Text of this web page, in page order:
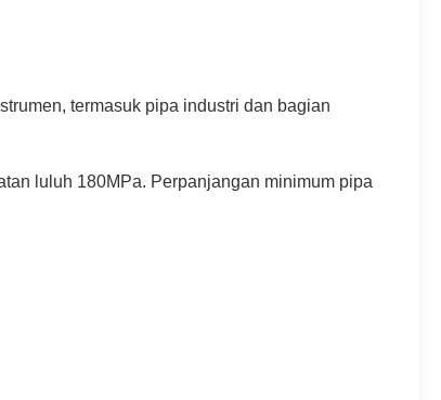
termasuk pipa industri dan bagian
luluh 180MPa. Perpanjangan minimum pipa